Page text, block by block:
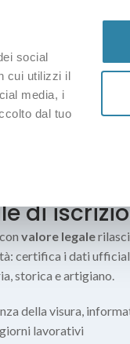
social
cui utilizzi il
media, i
dal tuo
di
valore legale
certifica i dati
storica e artigiano.
della visura,
lavorativi